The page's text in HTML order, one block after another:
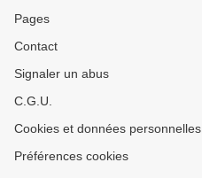
Pages
Contact
Signaler un abus
C.G.U.
Cookies et données personnelles
Préférences cookies